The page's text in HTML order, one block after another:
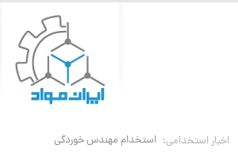
اخبار استخدامی: استخدام مهندس خوردگی و حفاظت مواد